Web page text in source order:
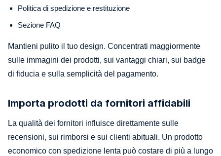
Politica di spedizione e restituzione
Sezione FAQ
Mantieni pulito il tuo design. Concentrati maggiormente
sulle immagini dei prodotti, sui vantaggi chiari, sui badge
di fiducia e sulla semplicità del pagamento.
Importa prodotti da fornitori affidabili
La qualità dei fornitori influisce direttamente sulle
recensioni, sui rimborsi e sui clienti abituali. Un prodotto
economico con spedizione lenta può costare di più a lungo